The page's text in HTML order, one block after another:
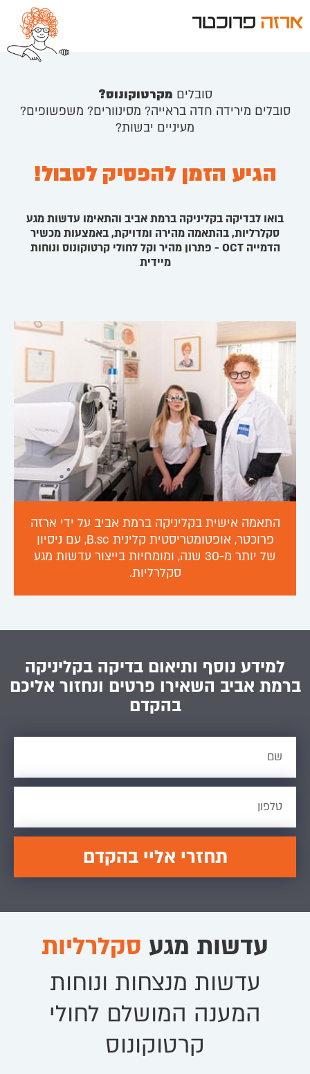
סובלים מקרטוקונוס?
סובלים מירידה חדה בראייה? מסינוורים? משפשופים?
מעיניים יבשות?
הגיע הזמן להפסיק לסבול!
בואו לבדיקה בקליניקה ברמת אביב והתאימו עדשות מגע
סקלרליות, בהתאמה מהירה ומדויקת, באמצעות מכשיר
הדמייה OCT - פתרון מהיר וקל לחולי קרטוקונוס ונוחות
מיידית
התאמה אישית בקליניקה ברמת אביב על ידי ארזה
פרוכטר, אופטומטריסטית קלינית B.sc, עם ניסיון
של יותר מ-30 שנה, ומומחיות בייצור עדשות מגע
סקלרליות.
למידע נוסף ותיאום בדיקה בקליניקה
ברמת אביב השאירו פרטים ונחזור אליכם
בהקדם
תחזרי אליי בהקדם
עדשות מגע סקלרליות
עדשות מנצחות ונוחות
המענה המושלם לחולי
קרטוקונוס